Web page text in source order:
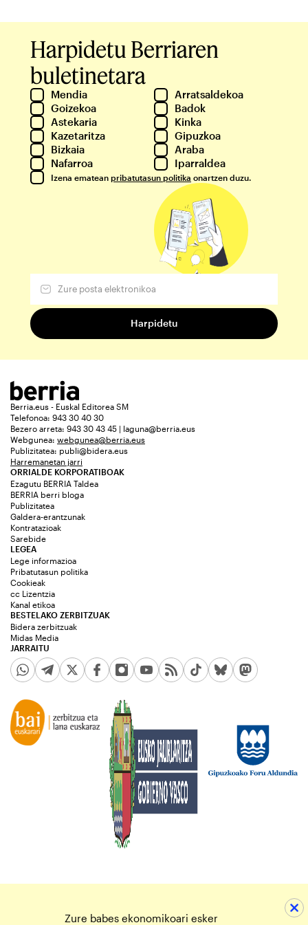
Harpidetu Berriaren
buletinetara
Mendia
Arratsaldekoa
Goizekoa
Badok
Astekaria
Kinka
Kazetaritza
Gipuzkoa
Bizkaia
Araba
Nafarroa
Iparraldea
Izena ematean pribatutasun politika onartzen duzu.
Berria.eus - Euskal Editorea SM
Telefonoa: 943 30 40 30
Bezero arreta: 943 30 43 45 | laguna@berria.eus
Webgunea: webgunea@berria.eus
Publizitatea: publi@bidera.eus
Harremanetan jarri
ORRIALDE KORPORATIBOAK
Ezagutu BERRIA Taldea
BERRIA berri bloga
Publizitatea
Galdera-erantzunak
Kontratazioak
Sarebide
JARRAITU
LEGEA
Lege informazioa
Pribatutasun politika
Cookieak
cc Lizentzia
Kanal etikoa
BESTELAKO ZERBITZUAK
Bidera zerbitzuak
Midas Media
Zure babes ekonomikoari esker